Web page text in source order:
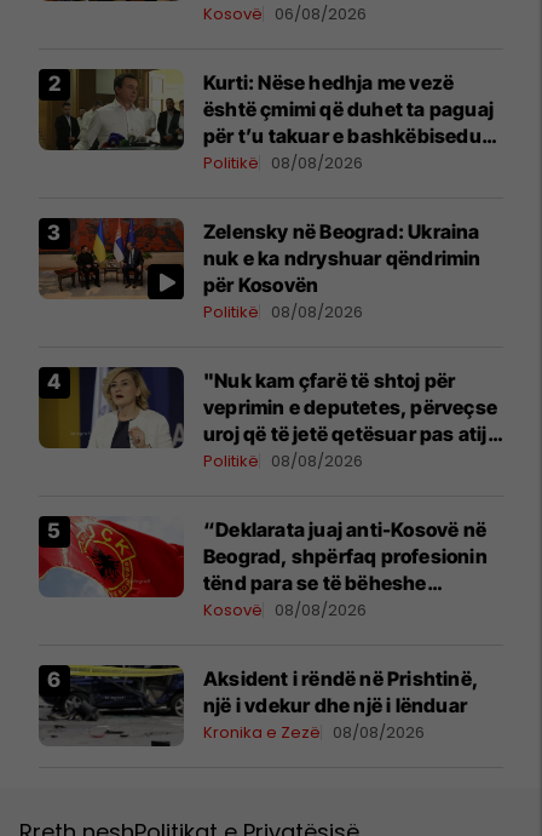
Kosovë 06/08/2026
Kurti: Nëse hedhja me vezë
është çmimi që duhet ta paguaj
për t’u takuar e bashkëbiseduar
jam i lumtur ta bëj këtë
Politikë 08/08/2026
Zelensky në Beograd: Ukraina
nuk e ka ndryshuar qëndrimin
për Kosovën
Politikë 08/08/2026
"Nuk kam çfarë të shtoj për
veprimin e deputetes, përveçse
uroj që të jetë qetësuar pas atij
momenti", reagon Kusari-Lila
Politikë 08/08/2026
“Deklarata juaj anti-Kosovë në
Beograd, shpërfaq profesionin
tënd para se të bëheshe
president”, OVL e UÇK-së i
Kosovë 08/08/2026
Aksident i rëndë në Prishtinë,
një i vdekur dhe një i lënduar
Kronika e Zezë 08/08/2026